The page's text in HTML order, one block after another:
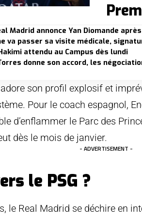
Madrid annonce Yan Diomande
va passer sa visite médicale,
attendu au Campus dès lundi
donne son accord, les
son profil explosif et
Pour le coach espagnol,
d’enflammer le Parc des
dès le mois de janvier.
- ADVERTISEMENT -
le PSG ?
le Real Madrid se déchire en